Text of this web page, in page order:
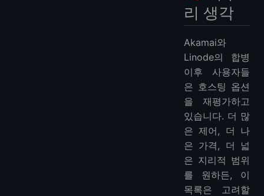
리 생각
Akamai와
Linode의 합병
이후 사용자들
은 호스팅 옵션
을 재평가하고
있습니다. 더 많
은 제어, 더 나
은 가격, 더 넓
은 지리적 범위
를 원하든, 이
목록은 고려할